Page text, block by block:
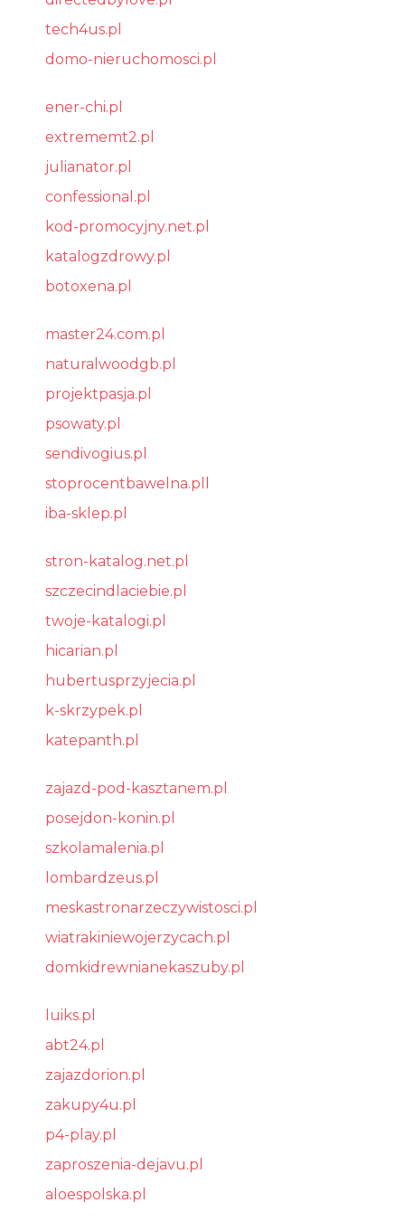
tech4us.pl
domo-nieruchomosci.pl
ener-chi.pl
extrememt2.pl
julianator.pl
confessional.pl
kod-promocyjny.net.pl
katalogzdrowy.pl
botoxena.pl
master24.com.pl
naturalwoodgb.pl
projektpasja.pl
psowaty.pl
sendivogius.pl
stoprocentbawelna.pll
iba-sklep.pl
stron-katalog.net.pl
szczecindlaciebie.pl
twoje-katalogi.pl
hicarian.pl
hubertusprzyjecia.pl
k-skrzypek.pl
katepanth.pl
zajazd-pod-kasztanem.pl
posejdon-konin.pl
szkolamalenia.pl
lombardzeus.pl
meskastronarzeczywistosci.pl
wiatrakiniewojerzycach.pl
domkidrewnianekaszuby.pl
luiks.pl
abt24.pl
zajazdorion.pl
zakupy4u.pl
p4-play.pl
zaproszenia-dejavu.pl
aloespolska.pl